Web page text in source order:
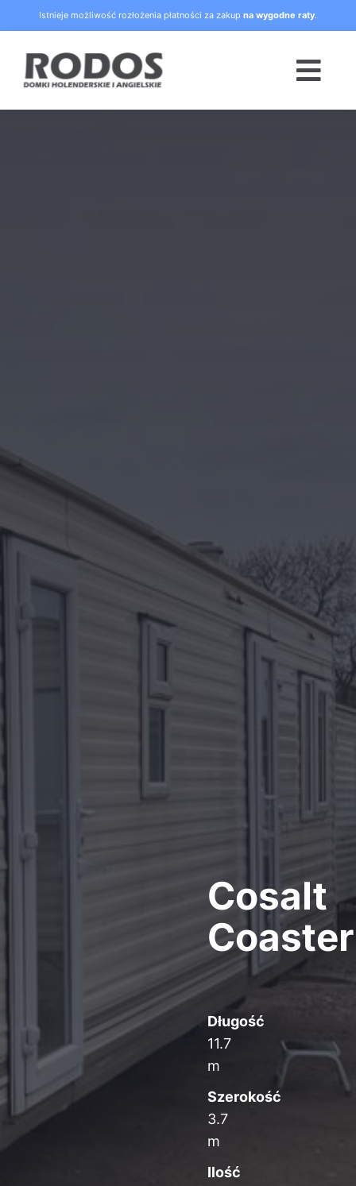
to
content
Istnieje możliwość rozłożenia płatności za zakup na wygodne raty.
Cosalt
Coaster
Długość
11.7
m
Szerokość
3.7
m
Ilość